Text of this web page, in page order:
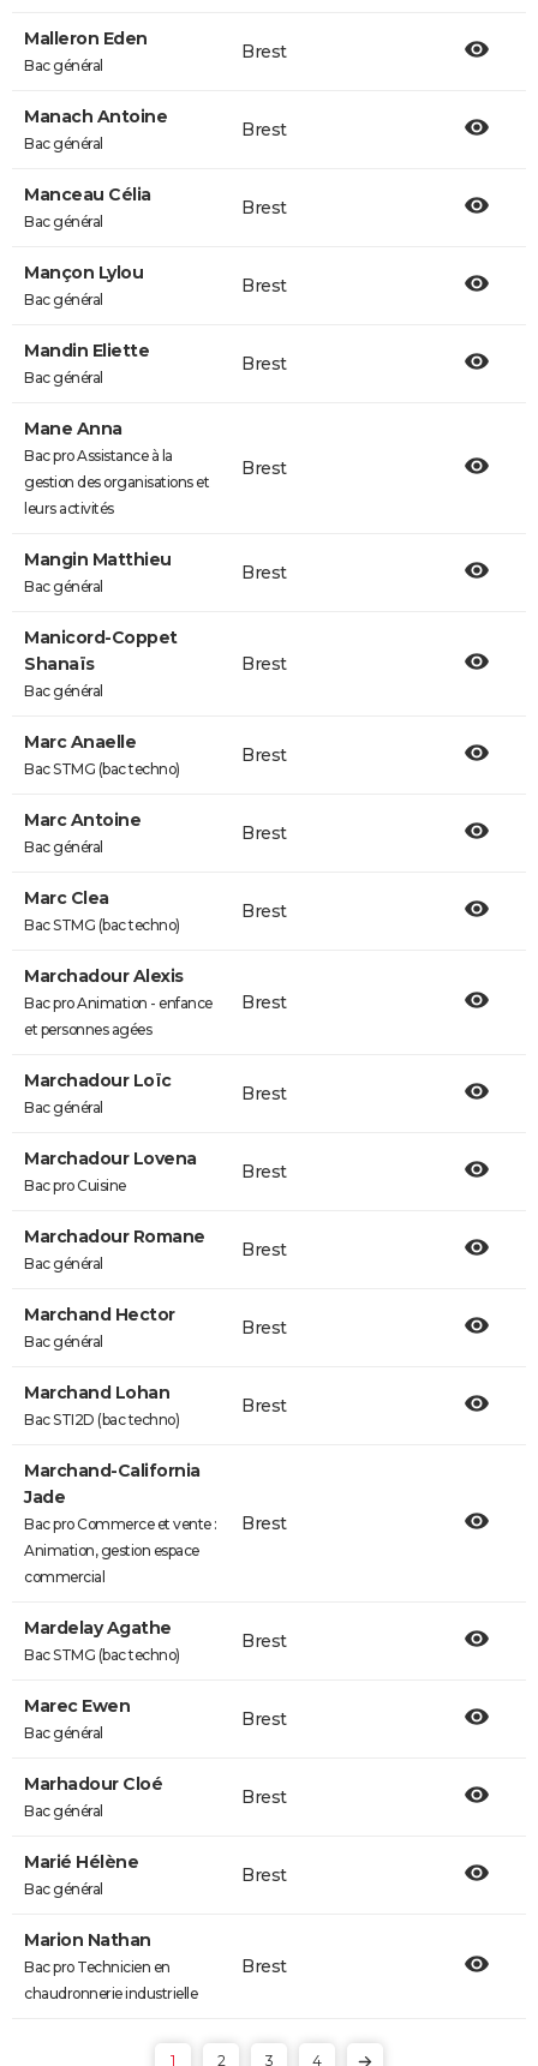
Malleron Eden
Bac général
Brest
Manach Antoine
Bac général
Brest
Manceau Célia
Bac général
Brest
Mançon Lylou
Bac général
Brest
Mandin Eliette
Bac général
Brest
Mane Anna
Bac pro Assistance à la
gestion des organisations et
leurs activités
Brest
Mangin Matthieu
Bac général
Brest
Manicord-Coppet
Shanaïs
Bac général
Brest
Marc Anaelle
Bac STMG (bac techno)
Brest
Marc Antoine
Bac général
Brest
Marc Clea
Bac STMG (bac techno)
Brest
Marchadour Alexis
Bac pro Animation - enfance
et personnes agées
Brest
Marchadour Loïc
Bac général
Brest
Marchadour Lovena
Bac pro Cuisine
Brest
Marchadour Romane
Bac général
Brest
Marchand Hector
Bac général
Brest
Marchand Lohan
Bac STI2D (bac techno)
Brest
Marchand-California
Jade
Bac pro Commerce et vente :
Animation, gestion espace
commercial
Brest
Mardelay Agathe
Bac STMG (bac techno)
Brest
Marec Ewen
Bac général
Brest
Marhadour Cloé
Bac général
Brest
Marié Hélène
Bac général
Brest
Marion Nathan
Bac pro Technicien en
chaudronnerie industrielle
Brest
1 2 3 4